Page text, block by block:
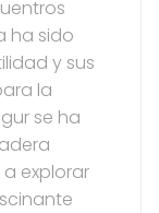
ha sido
y sus
la
se ha
explorar